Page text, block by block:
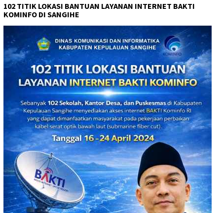
102 TITIK LOKASI BANTUAN LAYANAN INTERNET BAKTI
KOMINFO DI SANGIHE